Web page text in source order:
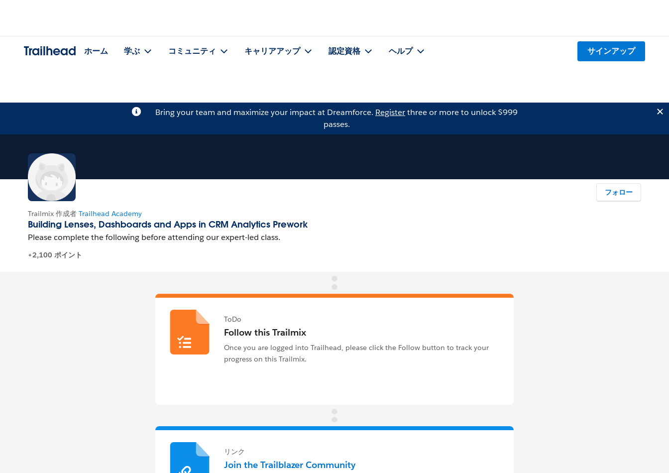
Trailhead ホーム 学ぶ コミュニティ キャリアアップ 認定資格 ヘルプ サインアップ
Bring your team and maximize your impact at Dreamforce. Registerthree or more to unlock $999
passes.
フォロー
ToDo
Follow this Trailmix
Once you are logged into Trailhead, please click the Follow button to track your
progress on this Trailmix.
リンク
Join the Trailblazer Community